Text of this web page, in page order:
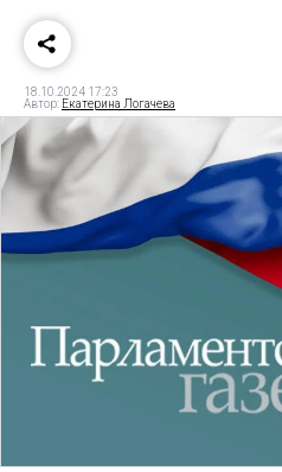
18.10.2024 17:23
Автор: Екатерина Логачева